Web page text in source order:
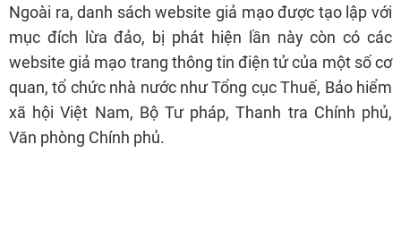
Ngoài ra, danh sách website giả mạo được tạo lập với
mục đích lừa đảo, bị phát hiện lần này còn có các
website giả mạo trang thông tin điện tử của một số cơ
quan, tổ chức nhà nước như Tổng cục Thuế, Bảo hiểm
xã hội Việt Nam, Bộ Tư pháp, Thanh tra Chính phủ,
Văn phòng Chính phủ.